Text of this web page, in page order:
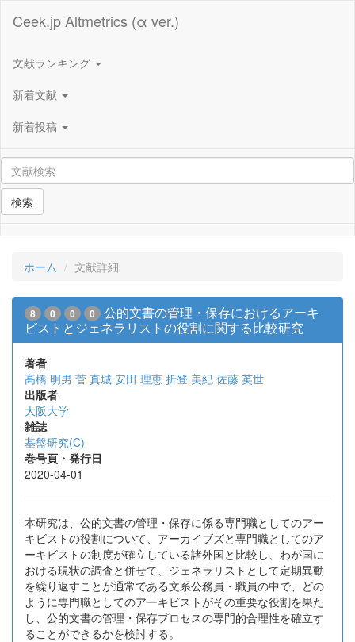
Ceek.jp Altmetrics (α ver.)
文献ランキング
新着文献
新着投稿
検索
ホーム 文献詳細
8 0 0 0
公的文書の管理・保存におけるアーキ
ビストとジェネラリストの役割に関する比較研究
著者
高橋 明男 菅 真城 安田 理恵 折登 美紀 佐藤 英世
出版者
大阪大学
雑誌
基盤研究(C)
巻号頁・発行日
2020-04-01
本研究は、公的文書の管理・保存に係る専門職としてのアー
キビストの役割について、アーカイブズと専門職としてのア
ーキビストの制度が確立している諸外国と比較し、わが国に
おける現状の調査と併せて、ジェネラリストとして定期異動
を繰り返すことが通常である文系公務員・職員の中で、どの
ように専門職としてのアーキビストがその重要な役割を果た
し、公的文書の管理・保存プロセスの専門的合理性を確立す
ることができるかを検討する。